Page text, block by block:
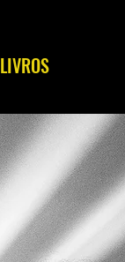
LIVROS